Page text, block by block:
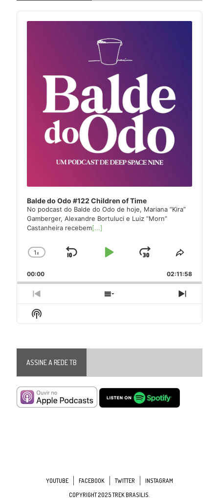
Audio
Player
Balde do Odo #122 Children of Time
No podcast do Balde do Odo de hoje, Mariana “Kira”
Gamberger, Alexandre Bortuluci e Luiz “Morn”
Castanheira recebem[...]
Change
Rate
1x
Skip
Play
Jump
Forward
Share
Episode
00:00 02:11:58
Previous
Episode
Show
Episodes
Next
Episode
Show
Podcast
ASSINE A REDE TB
YOUTUBE FACEBOOK TWITTER
INSTAGRAM
COPYRIGHT 2025 TREK BRASILIS.